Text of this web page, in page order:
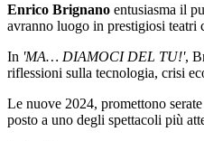
Enrico Brignano entusiasma il
avranno luogo in prestigiosi
In 'MA… DIAMOCI DEL TU!',
riflessioni sulla tecnologia, crisi
Le nuove 2024, promettono
posto a uno degli spettacoli più